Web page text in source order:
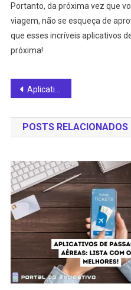
Portanto, da próxima vez que
viagem, não se esqueça de
que esses incríveis aplicativos
próxima!
Navegação
de
Post
Aplicativo de aposta de futebol: confira 7 melhores opções!
POSTS RELACIONADOS